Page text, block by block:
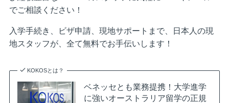
でご相談ください！
入学手続き、ビザ申請、現地サポートまで、日本人の現
地スタッフが、全て無料でお手伝いします！
KOKOSとは？
ベネッセとも業務提携！大学進学
に強いオーストラリア留学の正規